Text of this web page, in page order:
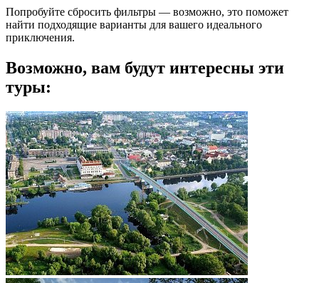
Попробуйте сбросить фильтры — возможно, это поможет
найти подходящие варианты для вашего идеального
приключения.
Возможно, вам будут интересны эти
туры: